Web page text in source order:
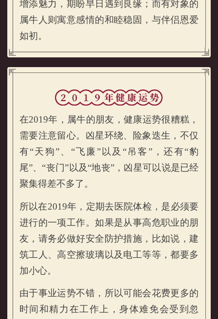
增添魅力，期盼早日遇到良缘；而有对象的
属牛人则寓意感情的和睦稳固，与伴侣恩爱
如初。
在2019年，属牛的朋友，健康运势很糟糕，
需要注意留心。凶星环绕、险象迭生，不仅
有“天狗”、“飞廉”以及“吊客”，还有“豹
尾”、“丧门”以及“地丧”，凶星可以说是已经
聚集得差不多了。
所以在2019年，定期去医院体检，是必须要
进行的一项工作。如果是从事高危职业的朋
友，请务必做好安全防护措施，比如说，建
筑工人、高空擦玻璃以及电工等等，都要多
加小心。
由于事业运势不错，所以可能会花费更多的
时间和精力在工作上，身体难免会受到忽